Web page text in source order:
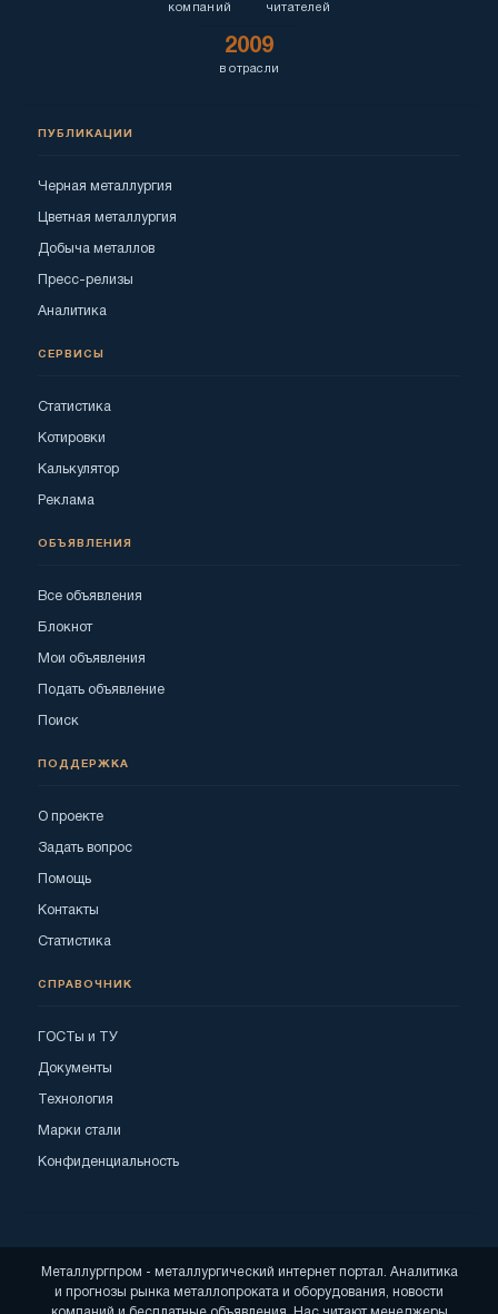
компаний читателей
2009
в отрасли
ПУБЛИКАЦИИ
Черная металлургия
Цветная металлургия
Добыча металлов
Пресс-релизы
Аналитика
СЕРВИСЫ
Статистика
Котировки
Калькулятор
Реклама
ОБЪЯВЛЕНИЯ
Все объявления
Блокнот
Мои объявления
Подать объявление
Поиск
ПОДДЕРЖКА
О проекте
Задать вопрос
Помощь
Контакты
Статистика
СПРАВОЧНИК
ГОСТы и ТУ
Документы
Технология
Марки стали
Конфиденциальность
Металлургпром - металлургический интернет портал. Аналитика
и прогнозы рынка металлопроката и оборудования, новости